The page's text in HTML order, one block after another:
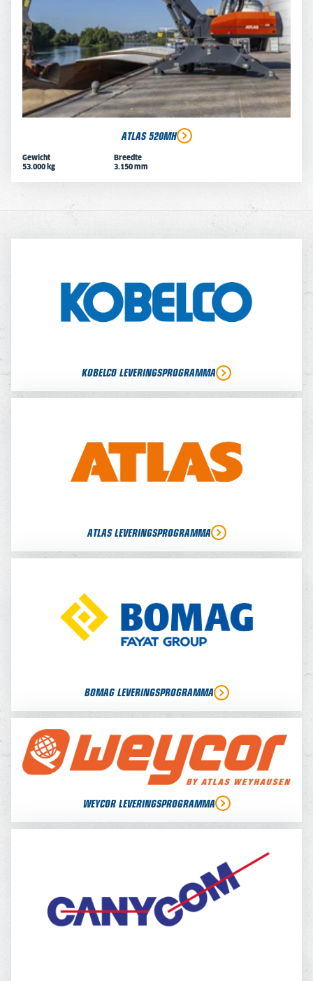
ATLAS 520MH
Gewicht
53.000 kg
Breedte
3.150 mm
KOBELCO LEVERINGSPROGRAMMA
ATLAS LEVERINGSPROGRAMMA
BOMAG LEVERINGSPROGRAMMA
WEYCOR LEVERINGSPROGRAMMA